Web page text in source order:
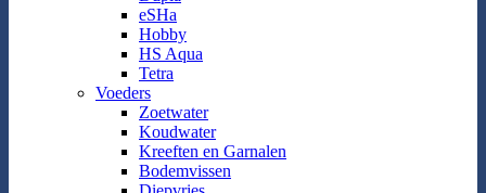
eSHa
Hobby
HS Aqua
Tetra
Voeders
Zoetwater
Koudwater
Kreeften en Garnalen
Bodemvissen